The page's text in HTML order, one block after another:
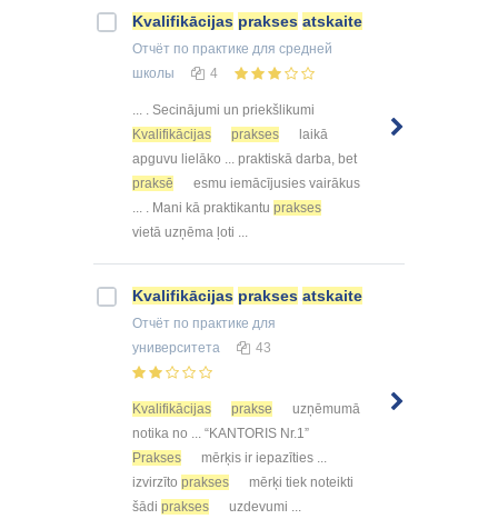
Kvalifikācijas prakses atskaite
Отчёт по практике для средней
школы
4
... . Secinājumi un priekšlikumi
Kvalifikācijas
prakses
laikā
apguvu lielāko ... praktiskā darba, bet
praksē
esmu iemācījusies vairākus
... . Mani kā praktikantu prakses
vietā uzņēma ļoti ...
Kvalifikācijas prakses atskaite
Отчёт по практике для
университета
43
Kvalifikācijas prakse
uzņēmumā
notika no ... “KANTORIS Nr.1”
Prakses
mērķis ir iepazīties ...
izvirzīto prakses
mērķi tiek noteikti
šādi prakses uzdevumi ...